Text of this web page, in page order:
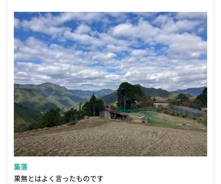
集落
果無とはよく言ったものです